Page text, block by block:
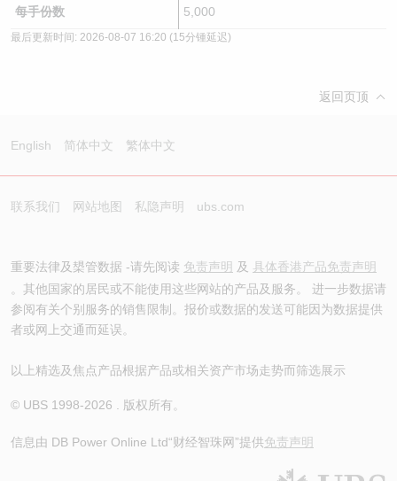
每手份数 5,000
最后更新时间: 2026-08-07 16:20 (15分锺延迟)
返回页顶
English 简体中文 繁体中文
联系我们 网站地图 私隐声明 ubs.com
重要法律及槼管数据 -请先阅读 免责声明 及 具体香港产品免责声明
。其他国家的居民或不能使用这些网站的产品及服务。 进一步数据请
参阅有关个别服务的销售限制。报价或数据的发送可能因为数据提供
者或网上交通而延误。
以上精选及焦点产品根据产品或相关资产市场走势而筛选展示
© UBS 1998-2026 . 版权所有。
信息由 DB Power Online Ltd“财经智珠网”提供免责声明